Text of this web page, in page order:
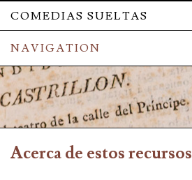
COMEDIAS SUELTAS
NAVIGATION
Acerca de estos recursos